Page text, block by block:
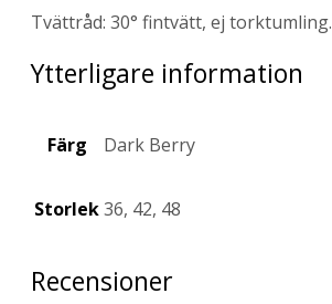
Tvättråd: 30° fintvätt, ej torktumling.
Ytterligare information
Färg Dark Berry
Storlek36, 42, 48
Recensioner